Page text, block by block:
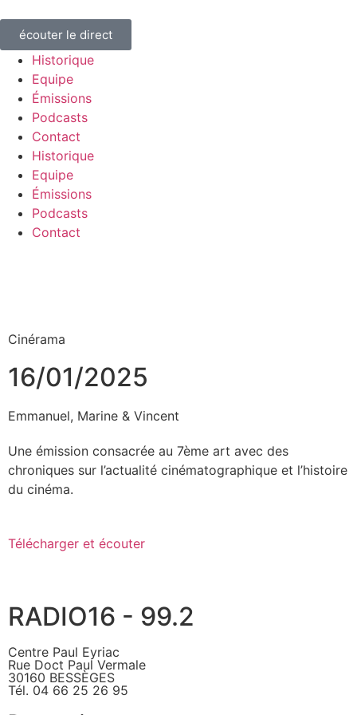
écouter le direct
Historique
Equipe
Émissions
Podcasts
Contact
Historique
Equipe
Émissions
Podcasts
Contact
Cinérama
16/01/2025
Emmanuel, Marine & Vincent
Une émission consacrée au 7ème art avec des
chroniques sur l’actualité cinématographique et l’histoire
du cinéma.
Télécharger et écouter
RADIO16 - 99.2
Centre Paul Eyriac
Rue Doct Paul Vermale
30160 BESSÈGES
Tél. 04 66 25 26 95